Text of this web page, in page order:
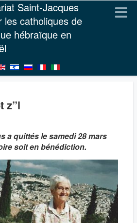
Saint-Jacques
les catholiques de
hébraïque en
z”l
a quittés le samedi 28 mars
soit en bénédiction.